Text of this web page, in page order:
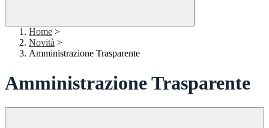
Home >
Novità >
Amministrazione Trasparente
Amministrazione Trasparente